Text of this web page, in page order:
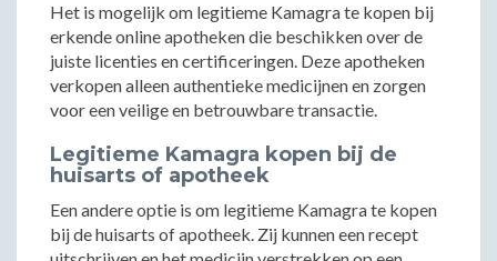
Het is mogelijk om legitieme Kamagra te kopen bij
erkende online apotheken die beschikken over de
juiste licenties en certificeringen. Deze apotheken
verkopen alleen authentieke medicijnen en zorgen
voor een veilige en betrouwbare transactie.
Legitieme Kamagra kopen bij de
huisarts of apotheek
Een andere optie is om legitieme Kamagra te kopen
bij de huisarts of apotheek. Zij kunnen een recept